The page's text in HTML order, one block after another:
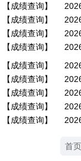
【成绩查询】
【成绩查询】
【成绩查询】
【成绩查询】
【成绩查询】
【成绩查询】
【成绩查询】
【成绩查询】
【成绩查询】
首页